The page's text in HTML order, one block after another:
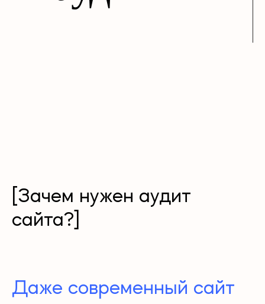
[Зачем нужен аудит
сайта?]
Даже современный сайт